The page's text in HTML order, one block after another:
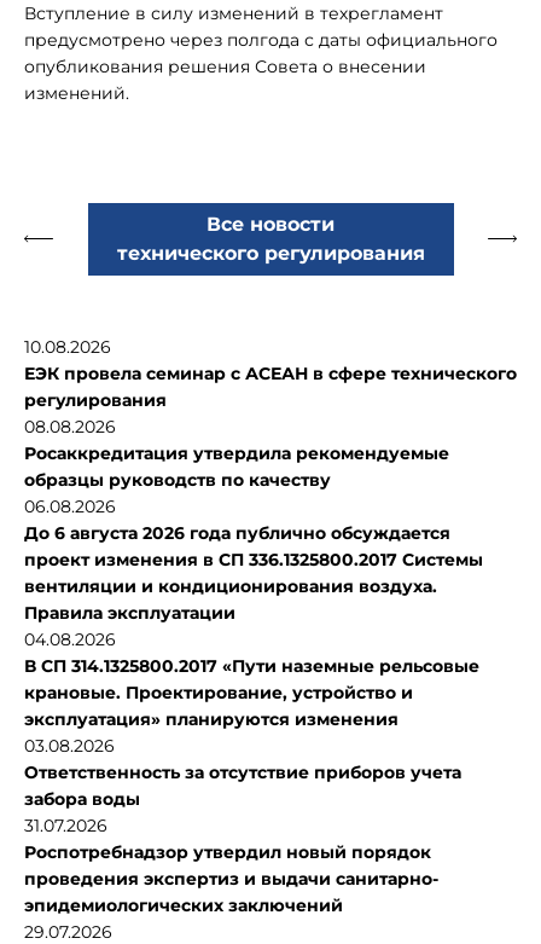
Вступление в силу изменений в техрегламент
предусмотрено через полгода с даты официального
опубликования решения Совета о внесении
изменений.
Все новости
технического регулирования
10.08.2026
ЕЭК провела семинар с АСЕАН в сфере технического
регулирования
08.08.2026
Росаккредитация утвердила рекомендуемые
образцы руководств по качеству
06.08.2026
До 6 августа 2026 года публично обсуждается
проект изменения в СП 336.1325800.2017 Системы
вентиляции и кондиционирования воздуха.
Правила эксплуатации
04.08.2026
В СП 314.1325800.2017 «Пути наземные рельсовые
крановые. Проектирование, устройство и
эксплуатация» планируются изменения
03.08.2026
Ответственность за отсутствие приборов учета
забора воды
31.07.2026
Роспотребнадзор утвердил новый порядок
проведения экспертиз и выдачи санитарно-
эпидемиологических заключений
29.07.2026